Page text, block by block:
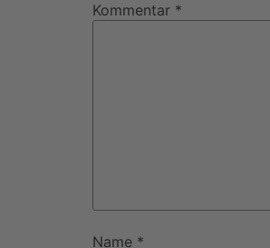
Kommentar *
Name *